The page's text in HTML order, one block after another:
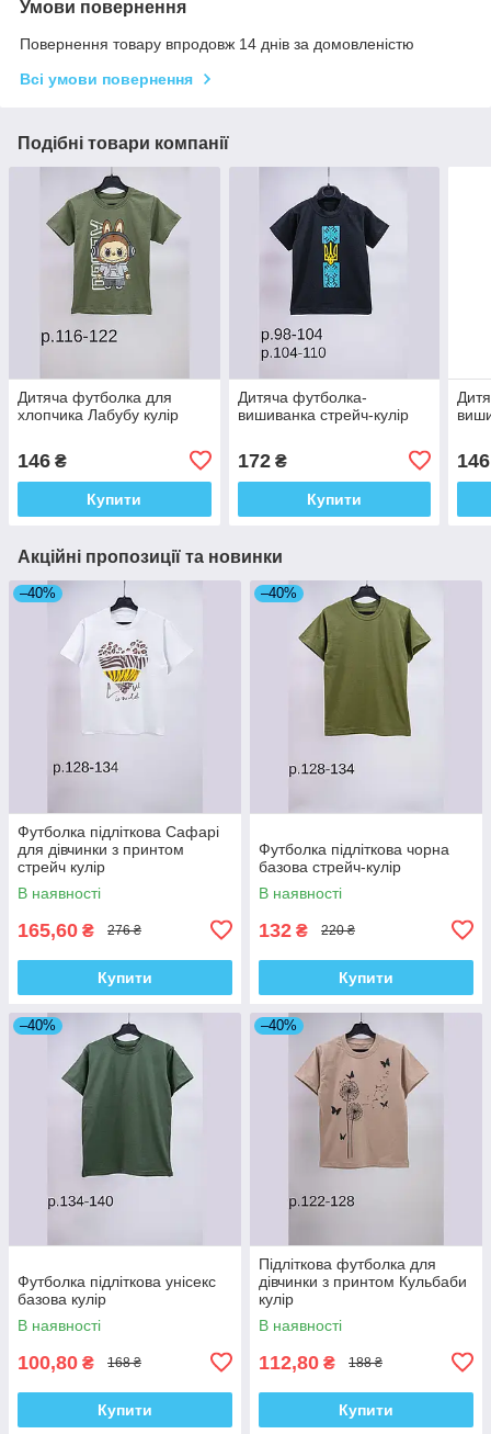
Умови повернення
Повернення товару впродовж 14 днів за домовленістю
Всі умови повернення
Подібні товари компанії
Дитяча футболка для
хлопчика Лабубу кулір
146 ₴
Купити
Дитяча футболка-
вишиванка стрейч-кулір
172₴
Купити
146
Акційні пропозиції та новинки
–40%
Футболка підліткова Сафарі
для дівчинки з принтом
стрейч кулір
В наявності
165,60 ₴ 276 ₴
Купити
–40%
Футболка підліткова чорна
базова стрейч-кулір
В наявності
132 ₴ 220 ₴
Купити
–40%
Футболка підліткова унісекс
базова кулір
В наявності
100,80 ₴ 168 ₴
Купити
–40%
Підліткова футболка для
дівчинки з принтом Кульбаби
кулір
В наявності
112,80 ₴ 188 ₴
Купити